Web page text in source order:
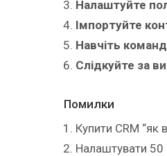
Налаштуйте
Імпортуйте
Навчіть
Слідкуйте за
Помилки
Купити CRM “як
Налаштувати